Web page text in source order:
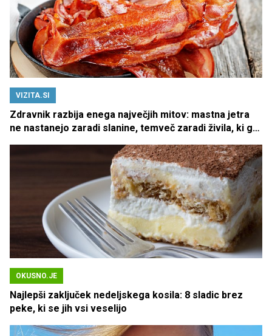
VIZITA.SI
Zdravnik razbija enega največjih mitov: mastna jetra
ne nastanejo zaradi slanine, temveč zaradi živila, ki ga
OKUSNO.JE
Najlepši zaključek nedeljskega kosila: 8 sladic brez
peke, ki se jih vsi veselijo